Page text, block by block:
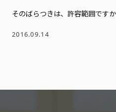
そのばらつきは、許容範囲です
2016.09.14